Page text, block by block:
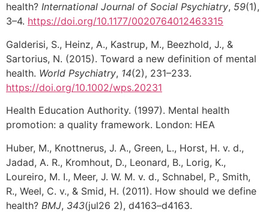
health? International Journal of Social Psychiatry, 59(1),
3–4. https://doi.org/10.1177/0020764012463315
Galderisi, S., Heinz, A., Kastrup, M., Beezhold, J., &
Sartorius, N. (2015). Toward a new definition of mental
health. World Psychiatry, 14(2), 231–233.
https://doi.org/10.1002/wps.20231
Health Education Authority. (1997). Mental health
promotion: a quality framework. London: HEA
Huber, M., Knottnerus, J. A., Green, L., Horst, H. v. d.,
Jadad, A. R., Kromhout, D., Leonard, B., Lorig, K.,
Loureiro, M. I., Meer, J. W. M. v. d., Schnabel, P., Smith,
R., Weel, C. v., & Smid, H. (2011). How should we define
health? BMJ, 343(jul26 2), d4163–d4163.